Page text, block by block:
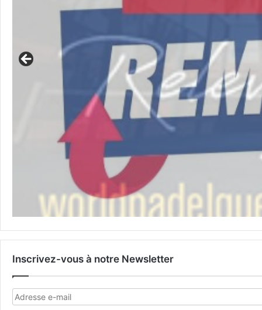
Inscrivez-vous à notre Newsletter